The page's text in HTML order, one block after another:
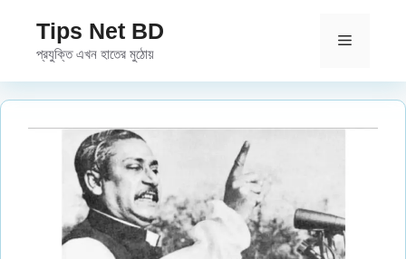
content
Tips Net BD
প্রযুক্তি এখন হাতের মুঠোয়
Menu